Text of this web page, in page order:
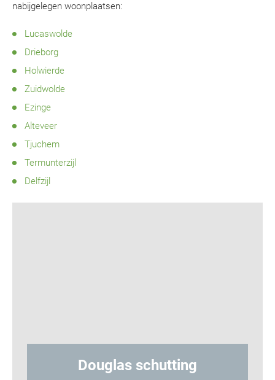
nabijgelegen woonplaatsen:
Lucaswolde
Drieborg
Holwierde
Zuidwolde
Ezinge
Alteveer
Tjuchem
Termunterzijl
Delfzijl
schutting Hout-